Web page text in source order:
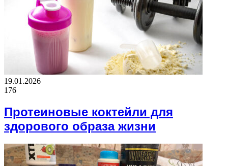
19.01.2026
176
Протеиновые коктейли для
здорового образа жизни